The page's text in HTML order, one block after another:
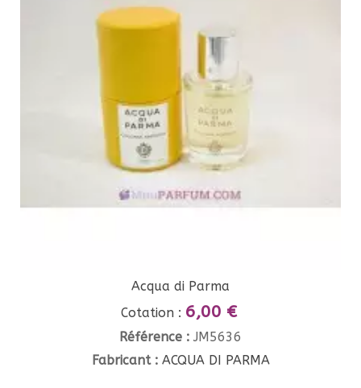
Acqua di Parma
Cotation : 6,00 €
Référence : JM5636
Fabricant : ACQUA DI PARMA